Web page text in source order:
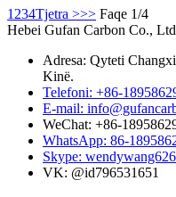
1 234Tjetra >>> Faqe 1/4
Hebei Gufan Carbon Co.,
Adresa: Qyteti
Kinë.
Telefoni: +86-
E-mail:
WeChat: +86-
WhatsApp: 86-
Skype:
VK: @id796531651